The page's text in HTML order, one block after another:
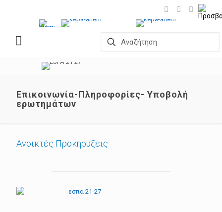
Επικοινωνία-Πληροφορίες- Υποβολή
ερωτημάτων
Ανοικτές Προκηρυξεις